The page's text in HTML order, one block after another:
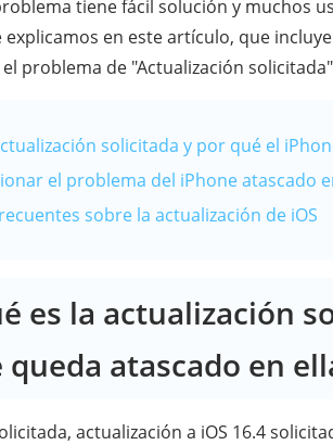
tiene fácil solución y muchos
en este artículo, que
problema de "Actualización
solicitada y por qué el
el problema del iPhone atascado
sobre la actualización de iOS
es la actualización
queda atascado en
actualización a iOS 16.4